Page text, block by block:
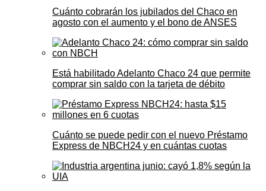
Cuánto cobrarán los jubilados del Chaco en
agosto con el aumento y el bono de ANSES
Está habilitado Adelanto Chaco 24 que permite
comprar sin saldo con la tarjeta de débito
Cuánto se puede pedir con el nuevo Préstamo
Express de NBCH24 y en cuántas cuotas